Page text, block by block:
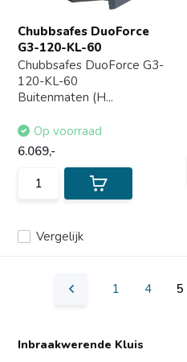
Chubbsafes DuoForce
G3-120-KL-60
Chubbsafes DuoForce G3-
120-KL-60
Buitenmaten (H...
Vergelijk
Op voorraad
6.069,-
1 4 5
Inbraakwerende Kluis